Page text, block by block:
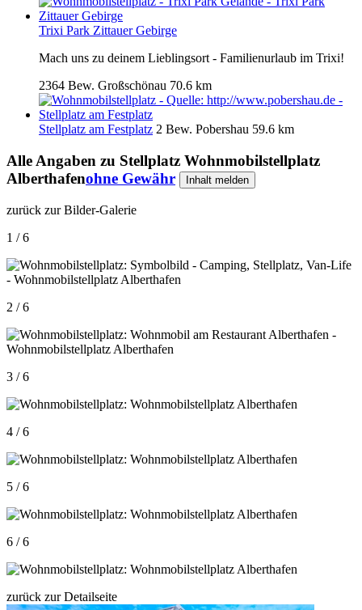
Trixi Park Zittauer Gebirge
Mach uns zu deinem Lieblingsort - Familienurlaub im Trixi!
2364 Bew. Großschönau 70.6 km
Stellplatz am Festplatz 2 Bew. Pobershau 59.6 km
Alle Angaben zu Stellplatz Wohnmobilstellplatz
Alberthafenohne Gewähr Inhalt melden
zurück zur Bilder-Galerie
1 / 6
2 / 6
3 / 6
4 / 6
5 / 6
6 / 6
zurück zur Detailseite